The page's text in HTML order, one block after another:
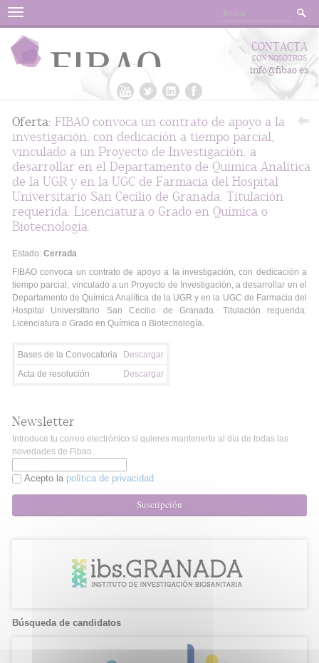
Menu
CONTACTA
CON NOSOTROS
info@fibao.es
Oferta: FIBAO convoca un contrato de apoyo a la
investigación, con dedicación a tiempo parcial,
vinculado a un Proyecto de Investigación, a
desarrollar en el Departamento de Química Analítica
de la UGR y en la UGC de Farmacia del Hospital
Universitario San Cecilio de Granada. Titulación
requerida: Licenciatura o Grado en Química o
Biotecnología.
Estado: Cerrada
FIBAO convoca un contrato de apoyo a la investigación, con dedicación a
tiempo parcial, vinculado a un Proyecto de Investigación, a desarrollar en el
Departamento de Química Analítica de la UGR y en la UGC de Farmacia del
Hospital Universitario San Cecilio de Granada. Titulación requerida:
Licenciatura o Grado en Química o Biotecnología.
Bases de la Convocatoria
Descargar
Acta de resolución
Descargar
Newsletter
Introduce tu correo electrónico si quieres mantenerte al día de todas las
novedades de Fibao.
Acepto la política de privacidad
Suscripción
Búsqueda de candidatos